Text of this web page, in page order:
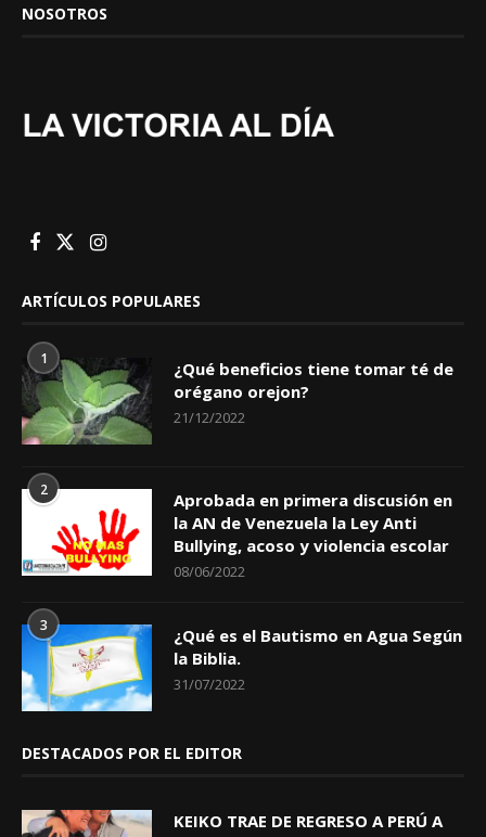
NOSOTROS
ARTÍCULOS POPULARES
1
¿Qué beneficios tiene tomar té de
orégano orejon?
21/12/2022
2
Aprobada en primera discusión en
la AN de Venezuela la Ley Anti
Bullying, acoso y violencia escolar
08/06/2022
3
¿Qué es el Bautismo en Agua Según
la Biblia.
31/07/2022
DESTACADOS POR EL EDITOR
KEIKO TRAE DE REGRESO A PERÚ A